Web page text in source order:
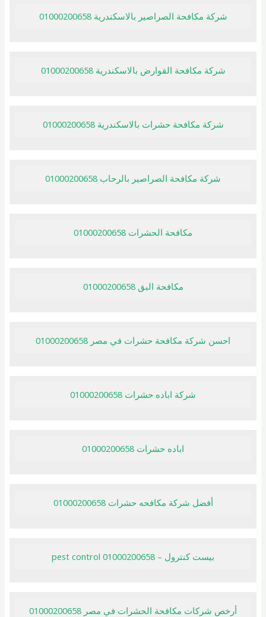
شركة مكافحة الصراصير بالاسكندرية 01000200658
شركة مكافحة القوارض بالاسكندرية 01000200658
شركة مكافحة حشرات بالاسكندرية 01000200658
شركة مكافحة الصراصير بالرحاب 01000200658
مكافحة الحشرات 01000200658
مكافحة البق 01000200658
احسن شركة مكافحة حشرات في مصر 01000200658
شركة اباده حشرات 01000200658
اباده حشرات 01000200658
أفضل شركة مكافحه حشرات 01000200658
بيست كنترول – pest control 01000200658
أرخص شركات مكافحة الحشرات في مصر 01000200658